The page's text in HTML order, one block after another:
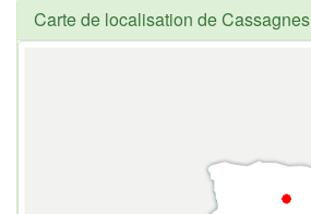
Carte de localisation de Cassagnes